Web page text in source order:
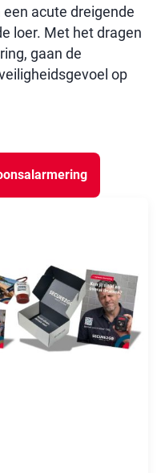
acute dreigende
loer. Met het dragen
gaan de
op